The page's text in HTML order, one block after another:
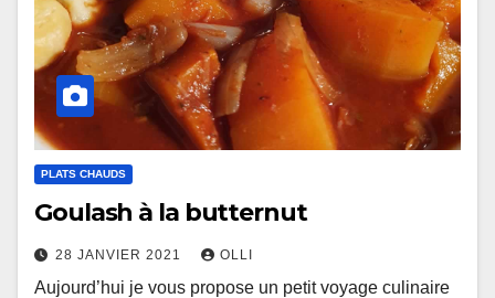
PLATS CHAUDS
Goulash à la butternut
28 JANVIER 2021 OLLI
Aujourd’hui je vous propose un petit voyage culinaire